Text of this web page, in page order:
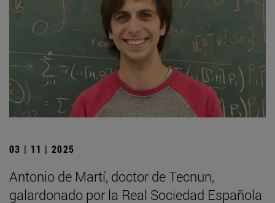
03 | 11 | 2025
Antonio de Martí, doctor de Tecnun,
galardonado por la Real Sociedad Española